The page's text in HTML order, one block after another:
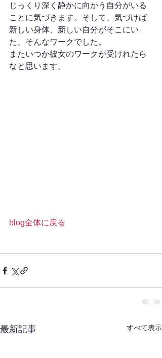
じっくり深く静かに向かう自分がいる
ことに気づきます。そして、気づけば
新しい身体、新しい自分がそこにい
た、そんなワークでした。
またいつか彼女のワークが受けれたら
なと思います。
blog全体に戻る
最新記事 すべて表示